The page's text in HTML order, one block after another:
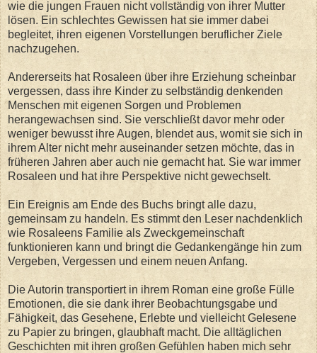
wie die jungen Frauen nicht vollständig von ihrer Mutter
lösen. Ein schlechtes Gewissen hat sie immer dabei
begleitet, ihren eigenen Vorstellungen beruflicher Ziele
nachzugehen.
Andererseits hat Rosaleen über ihre Erziehung scheinbar
vergessen, dass ihre Kinder zu selbständig denkenden
Menschen mit eigenen Sorgen und Problemen
herangewachsen sind. Sie verschließt davor mehr oder
weniger bewusst ihre Augen, blendet aus, womit sie sich in
ihrem Alter nicht mehr auseinander setzen möchte, das in
früheren Jahren aber auch nie gemacht hat. Sie war immer
Rosaleen und hat ihre Perspektive nicht gewechselt.
Ein Ereignis am Ende des Buchs bringt alle dazu,
gemeinsam zu handeln. Es stimmt den Leser nachdenklich
wie Rosaleens Familie als Zweckgemeinschaft
funktionieren kann und bringt die Gedankengänge hin zum
Vergeben, Vergessen und einem neuen Anfang.
Die Autorin transportiert in ihrem Roman eine große Fülle
Emotionen, die sie dank ihrer Beobachtungsgabe und
Fähigkeit, das Gesehene, Erlebte und vielleicht Gelesene
zu Papier zu bringen, glaubhaft macht. Die alltäglichen
Geschichten mit ihren großen Gefühlen haben mich sehr